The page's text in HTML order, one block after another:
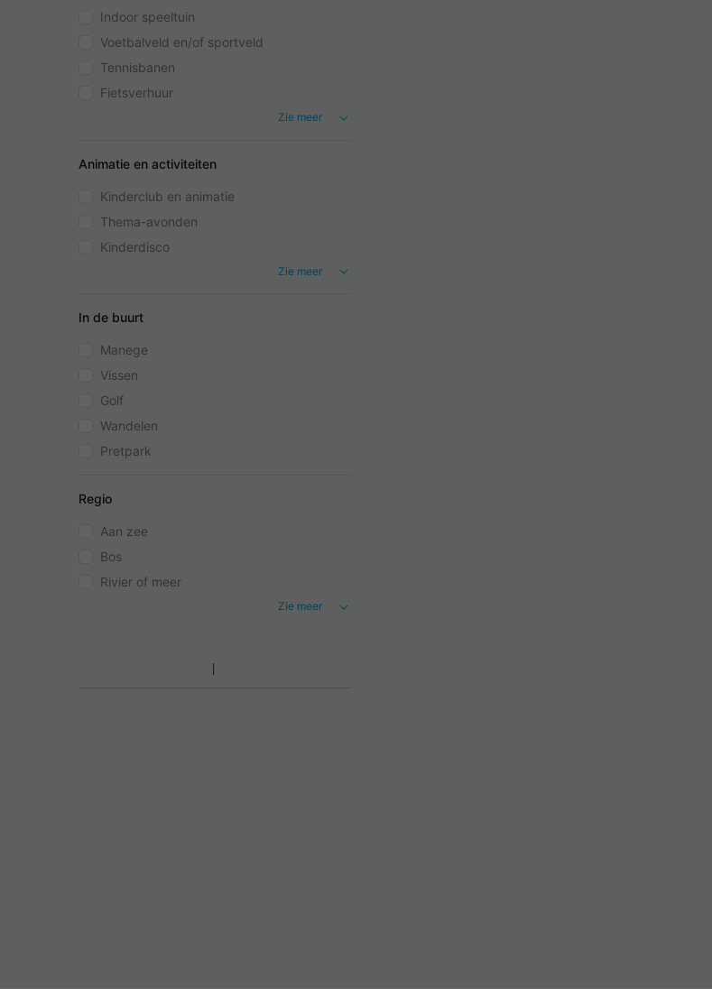
Indoor speeltuin
Voetbalveld en/of sportveld
Tennisbanen
Fietsverhuur
Zie meer
Animatie en activiteiten
Kinderclub en animatie
Thema-avonden
Kinderdisco
Zie meer
In de buurt
Manege
Vissen
Golf
Wandelen
Pretpark
Regio
Aan zee
Bos
Rivier of meer
Zie meer